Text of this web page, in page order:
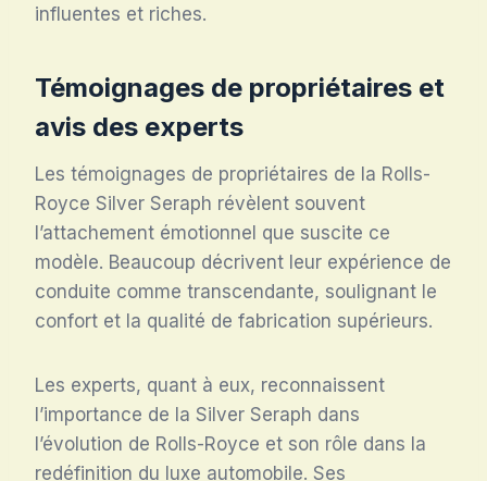
influentes et riches.
Témoignages de propriétaires et
avis des experts
Les témoignages de propriétaires de la Rolls-
Royce Silver Seraph révèlent souvent
l’attachement émotionnel que suscite ce
modèle. Beaucoup décrivent leur expérience de
conduite comme transcendante, soulignant le
confort et la qualité de fabrication supérieurs.
Les experts, quant à eux, reconnaissent
l’importance de la Silver Seraph dans
l’évolution de Rolls-Royce et son rôle dans la
redéfinition du luxe automobile. Ses